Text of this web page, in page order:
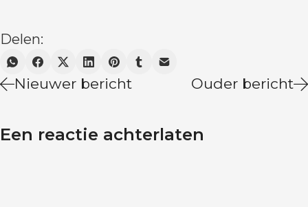
Delen:
Nieuwer bericht Ouder bericht
Een reactie achterlaten